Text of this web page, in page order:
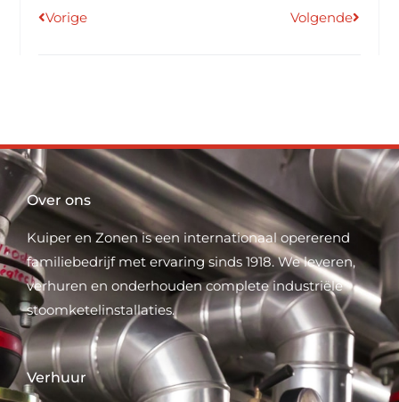
Vorige Volgende
Over ons
Kuiper en Zonen is een internationaal opererend
familiebedrijf met ervaring sinds 1918. We leveren,
verhuren en onderhouden complete industriële
stoomketelinstallaties.
Verhuur